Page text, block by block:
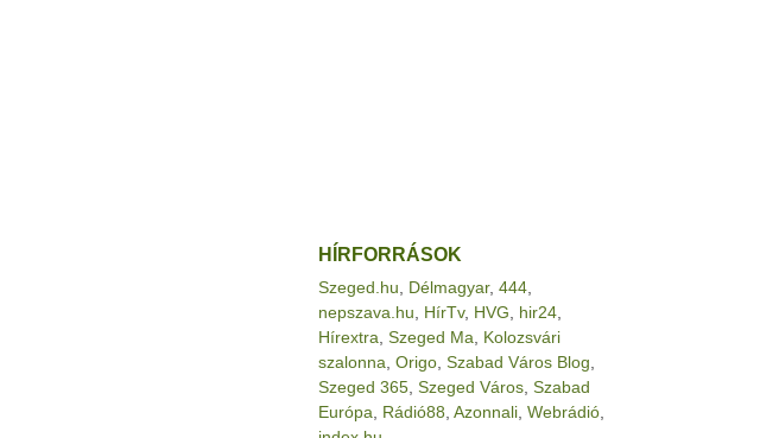
HÍRFORRÁSOK
Szeged.hu Délmagyar, 444
nepszava.hu
HírTv, HVG hir24
Hírextra Szeged Ma
Kolozsvári
szalonna Origo Szabad Város Blog
Szeged 365 Szeged Város Szabad
Európa
Rádió88 Azonnali Webrádió